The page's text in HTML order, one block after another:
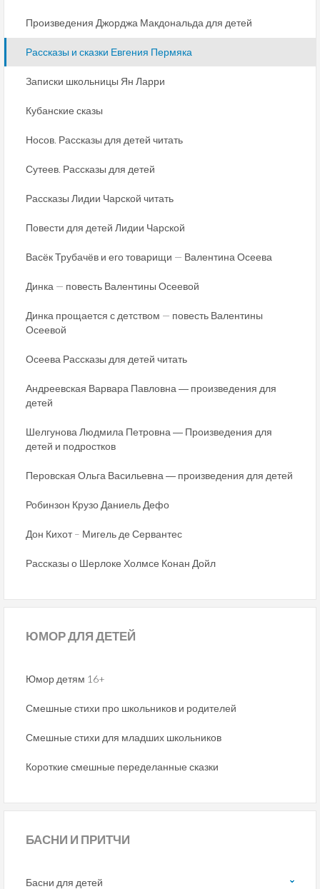
Произведения Джорджа Макдональда для детей
Рассказы и сказки Евгения Пермяка
Записки школьницы Ян Ларри
Кубанские сказы
Носов. Рассказы для детей читать
Сутеев. Рассказы для детей
Рассказы Лидии Чарской читать
Повести для детей Лидии Чарской
Васёк Трубачёв и его товарищи — Валентина Осеева
Динка — повесть Валентины Осеевой
Динка прощается с детством — повесть Валентины
Осеевой
Осеева Рассказы для детей читать
Андреевская Варвара Павловна ― произведения для
детей
Шелгунова Людмила Петровна ― Произведения для
детей и подростков
Перовская Ольга Васильевна ― произведения для детей
Робинзон Крузо Даниель Дефо
Дон Кихот – Мигель де Сервантес
Рассказы о Шерлоке Холмсе Конан Дойл
ЮМОРДЛЯ ДЕТЕЙ
Юмор детям 16+
Смешные стихи про школьников и родителей
Смешные стихи для младших школьников
Короткие смешные переделанные сказки
БАСНИ И ПРИТЧИ
Басни для детей